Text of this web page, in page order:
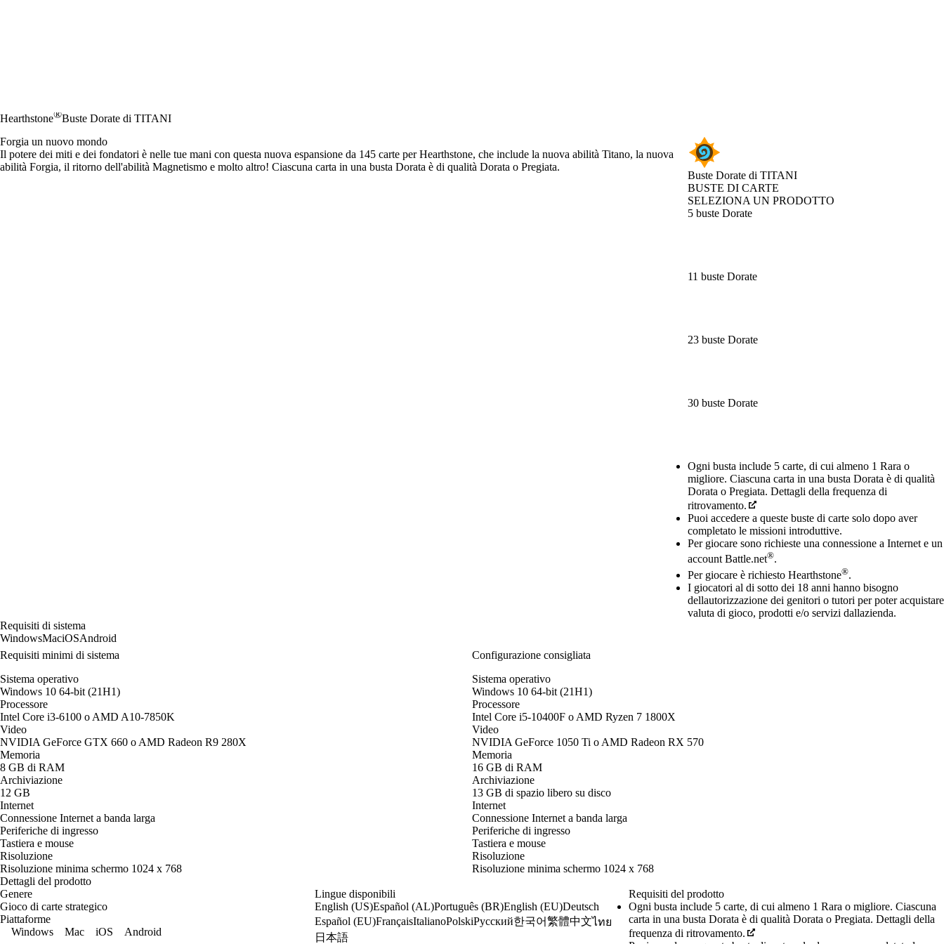
Hearthstone®Buste Dorate di TITANI
Buste Dorate di TITANI
BUSTE DI CARTE
SELEZIONA UN PRODOTTO
5 buste Dorate
11 buste Dorate
23 buste Dorate
30 buste Dorate
Available actions
Ogni busta include 5 carte, di cui almeno 1 Rara o
migliore. Ciascuna carta in una busta Dorata è di qualità
Dorata o Pregiata. Dettagli della frequenza di
ritrovamento.
Puoi accedere a queste buste di carte solo dopo aver
completato le missioni introduttive.
Per giocare sono richieste una connessione a Internet e un
account Battle.net®.
Per giocare è richiesto Hearthstone®.
I giocatori al di sotto dei 18 anni hanno bisogno
dellautorizzazione dei genitori o tutori per poter acquistare
valuta di gioco, prodotti e/o servizi dallazienda.
Forgia un nuovo mondo
Il potere dei miti e dei fondatori è nelle tue mani con questa nuova espansione da 145 carte per Hearthstone, che include la nuova abilità Titano, la nuova
abilità Forgia, il ritorno dell'abilità Magnetismo e molto altro! Ciascuna carta in una busta Dorata è di qualità Dorata o Pregiata.
Requisiti di sistema
WindowsMaciOSAndroid
Requisiti minimi di sistema
Sistema operativo
Windows 10 64-bit (21H1)
Processore
Intel Core i3-6100 o AMD A10-7850K
Video
NVIDIA GeForce GTX 660 o AMD Radeon R9 280X
Memoria
8 GB di RAM
Archiviazione
12 GB
Internet
Connessione Internet a banda larga
Periferiche di ingresso
Tastiera e mouse
Risoluzione
Risoluzione minima schermo 1024 x 768
Configurazione consigliata
Sistema operativo
Windows 10 64-bit (21H1)
Processore
Intel Core i5-10400F o AMD Ryzen 7 1800X
Video
NVIDIA GeForce 1050 Ti o AMD Radeon RX 570
Memoria
16 GB di RAM
Archiviazione
13 GB di spazio libero su disco
Internet
Connessione Internet a banda larga
Periferiche di ingresso
Tastiera e mouse
Risoluzione
Risoluzione minima schermo 1024 x 768
Dettagli del prodotto
Genere
Gioco di carte strategico
Piattaforme
Windows
Mac iOS Android
Lingue disponibili
English (US)Español (AL)Português (BR)English (EU)Deutsch
Español (EU)FrançaisItalianoPolskiРусский한국어繁體中文ไทย
日本語
Requisiti del prodotto
Ogni busta include 5 carte, di cui almeno 1 Rara o migliore. Ciascuna
carta in una busta Dorata è di qualità Dorata o Pregiata. Dettagli della
frequenza di ritrovamento.